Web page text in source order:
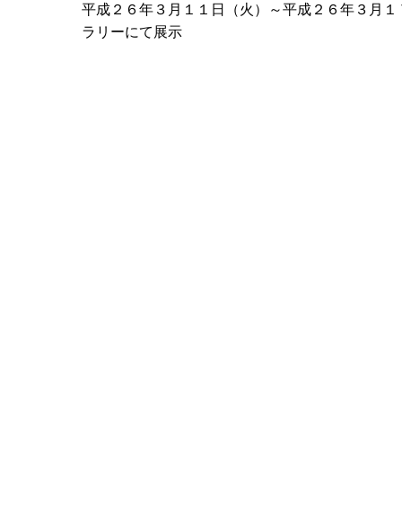
平成２６年３月１１日（火）～平成２６年３月
ラリーにて展示